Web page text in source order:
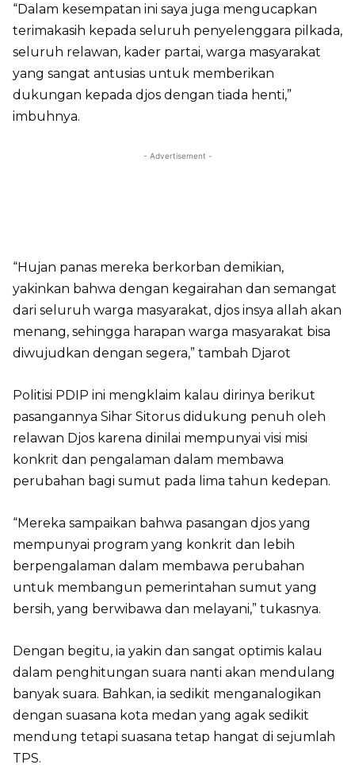
“Dalam kesempatan ini saya juga mengucapkan
terimakasih kepada seluruh penyelenggara pilkada,
seluruh relawan, kader partai, warga masyarakat
yang sangat antusias untuk memberikan
dukungan kepada djos dengan tiada henti,”
imbuhnya.
- Advertisement -
“Hujan panas mereka berkorban demikian,
yakinkan bahwa dengan kegairahan dan semangat
dari seluruh warga masyarakat, djos insya allah akan
menang, sehingga harapan warga masyarakat bisa
diwujudkan dengan segera,” tambah Djarot
Politisi PDIP ini mengklaim kalau dirinya berikut
pasangannya Sihar Sitorus didukung penuh oleh
relawan Djos karena dinilai mempunyai visi misi
konkrit dan pengalaman dalam membawa
perubahan bagi sumut pada lima tahun kedepan.
“Mereka sampaikan bahwa pasangan djos yang
mempunyai program yang konkrit dan lebih
berpengalaman dalam membawa perubahan
untuk membangun pemerintahan sumut yang
bersih, yang berwibawa dan melayani,” tukasnya.
Dengan begitu, ia yakin dan sangat optimis kalau
dalam penghitungan suara nanti akan mendulang
banyak suara. Bahkan, ia sedikit menganalogikan
dengan suasana kota medan yang agak sedikit
mendung tetapi suasana tetap hangat di sejumlah
TPS.